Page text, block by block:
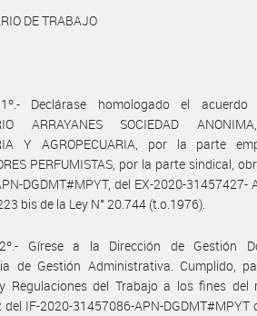
DE TRABAJO
1º.- Declárase homologado el
ARRAYANES SOCIEDAD
Y AGROPECUARIA, por la parte
PERFUMISTAS, por la parte sindical,
DGDMT#MPYT, del EX-2020-31457427-
bis de la Ley N° 20.744 (t.o.1976).
2º.- Gírese a la Dirección de Gestión
de Gestión Administrativa. Cumplido,
Regulaciones del Trabajo a los fines
IF-2020-31457086-APN-